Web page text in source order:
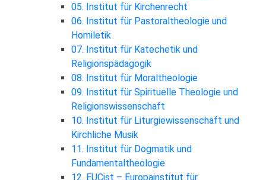
05. Institut für Kirchenrecht
06. Institut für Pastoraltheologie und
Homiletik
07. Institut für Katechetik und
Religionspädagogik
08. Institut für Moraltheologie
09. Institut für Spirituelle Theologie und
Religionswissenschaft
10. Institut für Liturgiewissenschaft und
Kirchliche Musik
11. Institut für Dogmatik und
Fundamentaltheologie
12. EUCist – Europainstitut für